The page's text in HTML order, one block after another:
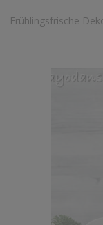
Frühlingsfrische